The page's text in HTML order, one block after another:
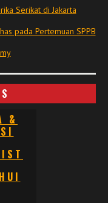
Serikat di Jakarta
pada Pertemuan SPPB
&